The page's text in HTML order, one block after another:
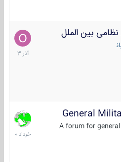
بین الملل
21
آذر
1403
General
A forum for
10
خرداد
1400